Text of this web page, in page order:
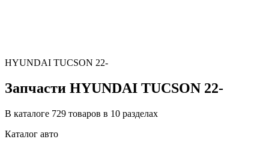
HYUNDAI TUCSON 22-
Запчасти HYUNDAI TUCSON 22-
В каталоге 729 товаров в 10 разделах
Каталог авто